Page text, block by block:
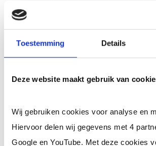
Toestemming Details
Deze website maakt gebruik van
Wij gebruiken cookies voor analyse en
Hiervoor delen wij gegevens met 4
Google en YouTube. Met deze cookies
tevreden mee is, kan de
nieuwe klant uitgebouwd
heel erg tevreden is met de
Loyaliteit: Tot slot vindt er een
evaluatiemoment plaats om